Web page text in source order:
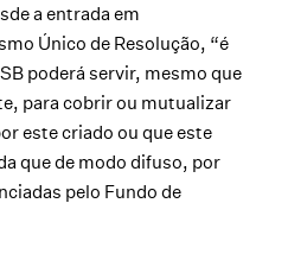
a entrada em
Único de Resolução, “é
poderá servir, mesmo que
para cobrir ou mutualizar
este criado ou que este
que de modo difuso, por
pelo Fundo de